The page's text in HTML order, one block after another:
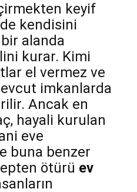
keyif
kendisini
alanda
kurar. Kimi
el vermez ve
imkanlarda
Ancak en
hayali kurulan
eve
buna benzer
ötürü ev